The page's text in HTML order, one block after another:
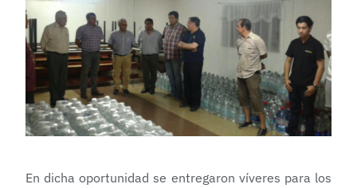
En dicha oportunidad se entregaron víveres para los